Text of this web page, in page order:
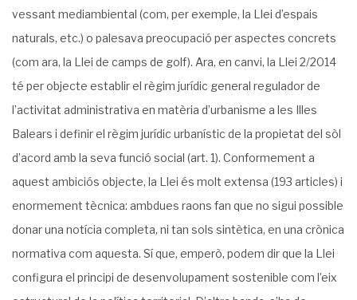
vessant mediambiental (com, per exemple, la Llei d’espais
naturals, etc.) o palesava preocupació per aspectes concrets
(com ara, la Llei de camps de golf). Ara, en canvi, la Llei 2/2014
té per objecte establir el règim jurídic general regulador de
l’activitat administrativa en matèria d’urbanisme a les Illes
Balears i definir el règim jurídic urbanístic de la propietat del sòl
d’acord amb la seva funció social (art. 1). Conformement a
aquest ambiciós objecte, la Llei és molt extensa (193 articles) i
enormement tècnica: ambdues raons fan que no sigui possible
donar una notícia completa, ni tan sols sintètica, en una crònica
normativa com aquesta. Sí que, emperò, podem dir que la Llei
configura el principi de desenvolupament sostenible com l’eix